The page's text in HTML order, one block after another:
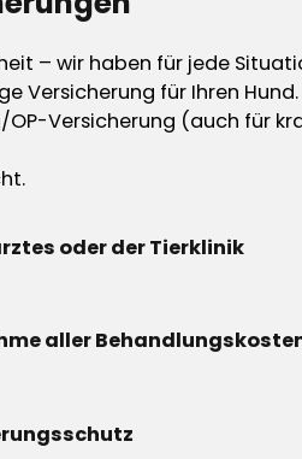
– wir haben für jede
Versicherung für Ihren Hund.
OP-Versicherung (auch für
oder der Tierklinik
aller